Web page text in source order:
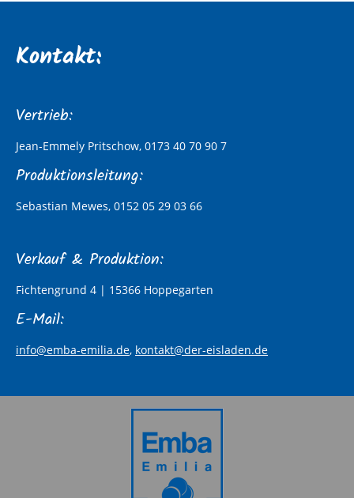
Kontakt:
Vertrieb:
Jean-Emmely Pritschow, 0173 40 70 90 7
Produktionsleitung:
Sebastian Mewes, 0152 05 29 03 66
Verkauf & Produktion:
Fichtengrund 4 | 15366 Hoppegarten
E-Mail:
info@emba-emilia.de, kontakt@der-eisladen.de